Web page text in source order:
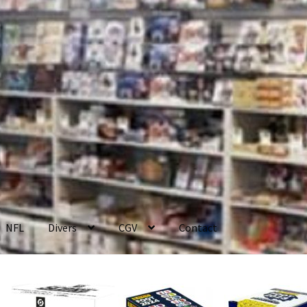
NFL Divers CGV Contact